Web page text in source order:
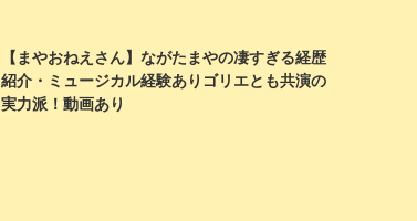
【まやおねえさん】ながたまやの凄すぎる経歴
紹介・ミュージカル経験ありゴリエとも共演の
実力派！動画あり